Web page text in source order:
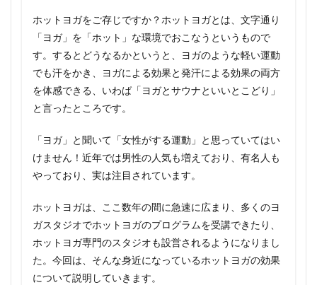
ホットヨガをご存じですか？ホットヨガとは、文字通り
「ヨガ」を「ホット」な環境でおこなうというもので
す。するとどうなるかというと、ヨガのような軽い運動
でも汗をかき、ヨガによる効果と発汗による効果の両方
を体感できる、いわば「ヨガとサウナといいとこどり」
と言ったところです。
「ヨガ」と聞いて「女性がする運動」と思っていてはい
けません！近年では男性の人気も増えており、有名人も
やっており、実は注目されています。
ホットヨガは、ここ数年の間に急速に広まり、多くのヨ
ガスタジオでホットヨガのプログラムを受講できたり、
ホットヨガ専門のスタジオも設営されるようになりまし
た。今回は、そんな身近になっているホットヨガの効果
について説明していきます。